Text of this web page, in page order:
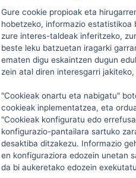
galdetegi hau.
Gure cookie propioak eta
hobetzeko, informazio
zure interes-taldeak inferitzeko,
beste leku batzuetan iragarki
ematen digu eskaintzen dugun
zein atal diren interesgarri
"Cookieak onartu eta nabigatu"
cookieak inplementatzea, eta
"Cookieak konfiguratu edo
konfigurazio-pantailara sartuko
desaktiba ditzakezu. Informazio
en konfiguraziora edozein unetan
da bi aukeretako edozein